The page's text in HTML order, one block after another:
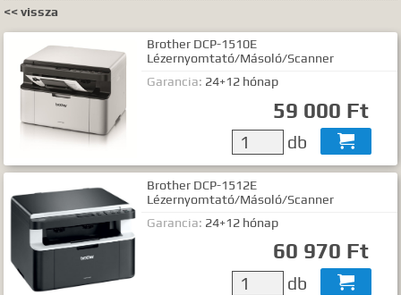
KERESÉS HELYE
összes egyik sem
Bemutatkozás
Hírek, akciók
Szerviz
Termék kategóriák
Termék nevek
Termék leírások
Gyártók
Dokumentumok
<< vissza
Brother DCP-1510E
Lézernyomtató/Másoló/Scanner
Garancia: 24+12 hónap
59 000 Ft
db 
Brother DCP-1512E
Lézernyomtató/Másoló/Scanner
Garancia: 24+12 hónap
60 970 Ft
db 